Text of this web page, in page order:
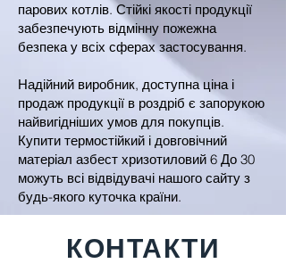
парових котлів. Стійкі якості продукції
забезпечують відмінну пожежна
безпека у всіх сферах застосування.
Надійний виробник, доступна ціна і
продаж продукції в роздріб є запорукою
найвигідніших умов для покупців.
Купити термостійкий і довговічний
матеріал азбест хризотиловий 6 До 30
можуть всі відвідувачі нашого сайту з
будь-якого куточка країни.
КОНТАКТИ